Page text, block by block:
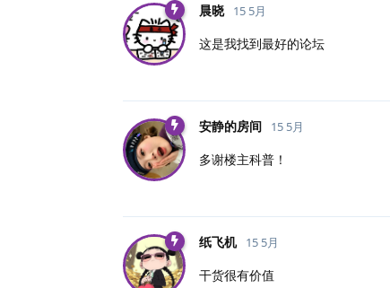
晨晓 15 5月
这是我找到最好的论坛
安静的房间 15 5月
多谢楼主科普！
纸飞机 15 5月
干货很有价值